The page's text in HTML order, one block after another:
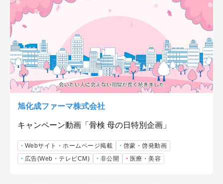
旭化成ファーマ株式会社
キャンペーン動画「骨検 母の日特別企画」
Webサイト・ホームページ掲載
啓蒙・啓発動画
広告(Web・テレビCM)
非公開 医療・美容